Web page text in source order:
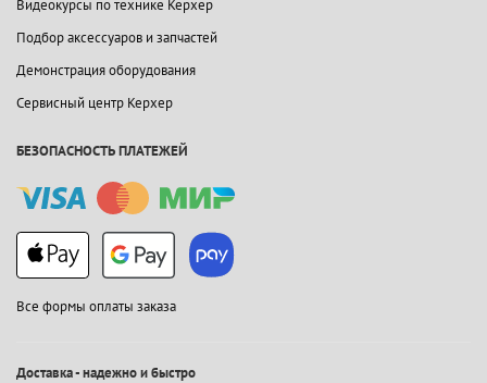
Видеокурсы по технике Керхер
Подбор аксессуаров и запчастей
Демонстрация оборудования
Сервисный центр Керхер
БЕЗОПАСНОСТЬ ПЛАТЕЖЕЙ
Все формы оплаты заказа
Доставка - надежно и быстро